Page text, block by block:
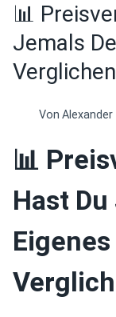
📊
Jemals
Von Alexander
📊
Hast